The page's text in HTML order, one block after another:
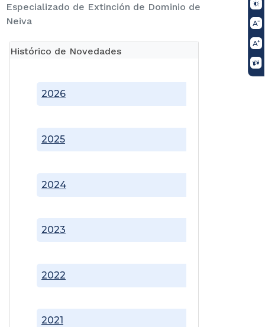
Especializado de Extinción de Dominio de
Neiva
Histórico de Novedades
2021
2022
2023
2024
2025
2026